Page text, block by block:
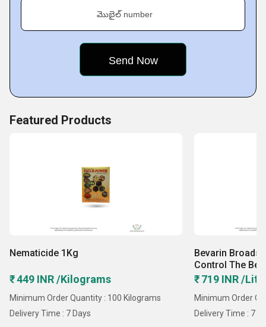
మొబైల్ number
Featured Products
Nematicide 1Kg
₹ 449 INR /Kilograms
Minimum Order Quantity : 100 Kilograms
Delivery Time : 7 Days
Bevarin
Control The
BB for Optimal
₹ 719 INR /
Minimum Order
Delivery Time : 7